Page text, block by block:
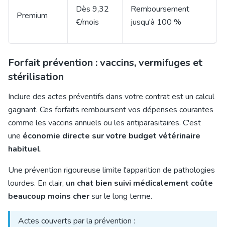
Premium
Dès 9,32
€/mois
Remboursement
jusqu'à 100 %
Forfait prévention : vaccins, vermifuges et
stérilisation
Inclure des actes préventifs dans votre contrat est un calcul
gagnant. Ces forfaits remboursent vos dépenses courantes
comme les vaccins annuels ou les antiparasitaires. C'est
une économie directe sur votre budget vétérinaire
habituel.
Une prévention rigoureuse limite l'apparition de pathologies
lourdes. En clair, un chat bien suivi médicalement coûte
beaucoup moins chersur le long terme.
Actes couverts par la prévention :